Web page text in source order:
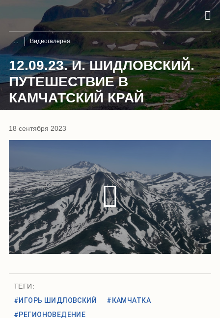
Видеогалерея
12.09.23. И. ШИДЛОВСКИЙ.
ПУТЕШЕСТВИЕ В
КАМЧАТСКИЙ КРАЙ
18 сентября 2023
ТЕГИ:
#ИГОРЬ ШИДЛОВСКИЙ
#КАМЧАТКА
#РЕГИОНОВЕДЕНИЕ